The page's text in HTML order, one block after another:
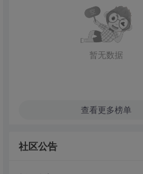
暂无数据
查看更多榜单
社区公告